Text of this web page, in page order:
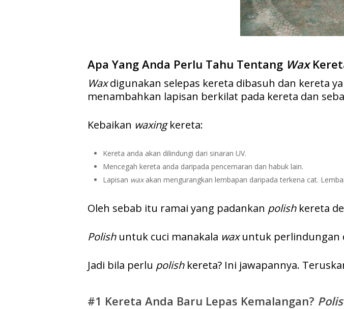
Apa Yang Anda Perlu Tahu Tentang Wax
Waxdigunakan selepas kereta dibasuh dan kereta
menambahkan lapisan berkilat pada kereta dan
Kebaikan waxingkereta:
Kereta anda akan dilindungi dari sinaran UV.
Mencegah kereta anda daripada pencemaran dan habuk lain.
Lapisan waxakan mengurangkan lembapan daripada terkena cat.
Oleh sebab itu ramai yang padankan polishkereta
Polishuntuk cuci manakala waxuntuk perlindungan
Jadi bila perlu polishkereta? Ini jawapannya.
#1 Kereta Anda Baru Lepas Kemalangan?